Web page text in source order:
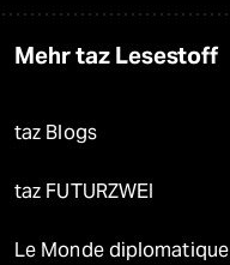
Mehr taz Lesestoff
taz Blogs
taz FUTURZWEI
Le Monde diplomatique